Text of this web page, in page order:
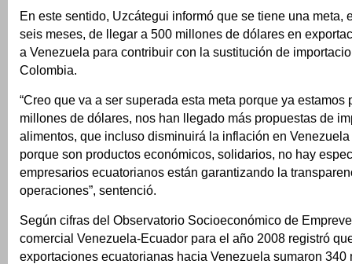
En este sentido, Uzcátegui informó que se tiene una meta,
seis meses, de llegar a 500 millones de dólares en
a Venezuela para contribuir con la sustitución de
Colombia.
“Creo que va a ser superada esta meta porque ya estamos
millones de dólares, nos han llegado más propuestas de
alimentos, que incluso disminuirá la inflación en
porque son productos económicos, solidarios, no hay
empresarios ecuatorianos están garantizando la
operaciones”, sentenció.
Según cifras del Observatorio Socioeconómico de
comercial Venezuela-Ecuador para el año 2008 registró
exportaciones ecuatorianas hacia Venezuela sumaron 340